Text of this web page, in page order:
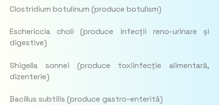
Clostridium botulinum (produce botulism)
Eschericcia choli (produce infecții reno-urinare și
digestive)
Shigella sonnei (produce toxiinfecție alimentară,
dizenterie)
Bacillus subtilis (produce gastro-enterită)